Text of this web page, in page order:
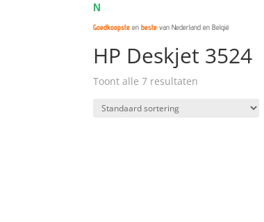
N
Goedkoopste enbeste van Nederland en België
HP Deskjet 3524
Toont alle 7 resultaten